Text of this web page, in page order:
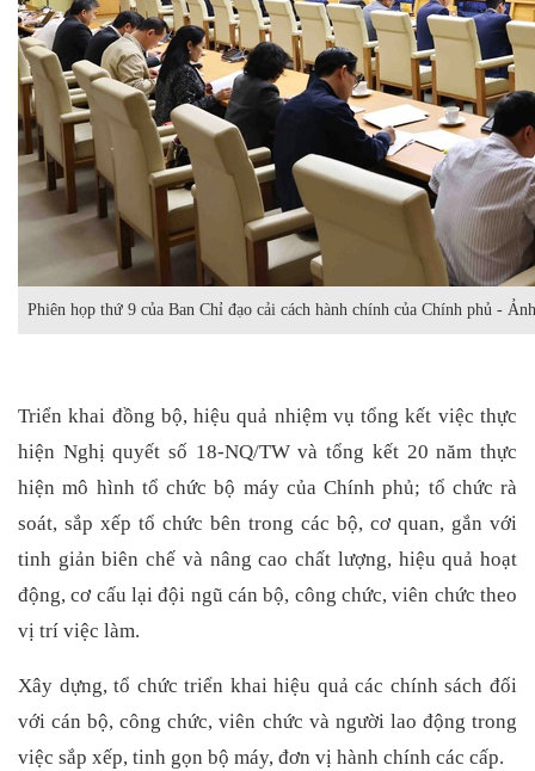
Phiên họp thứ 9 của Ban Chỉ đạo cải cách hành chính của Chính phủ -
Triển khai đồng bộ, hiệu quả nhiệm vụ tổng kết việc thực
hiện Nghị quyết số 18-NQ/TW và tổng kết 20 năm thực
hiện mô hình tổ chức bộ máy của Chính phủ; tổ chức rà
soát, sắp xếp tổ chức bên trong các bộ, cơ quan, gắn với
tinh giản biên chế và nâng cao chất lượng, hiệu quả hoạt
động, cơ cấu lại đội ngũ cán bộ, công chức, viên chức theo
vị trí việc làm.
Xây dựng, tổ chức triển khai hiệu quả các chính sách đối
với cán bộ, công chức, viên chức và người lao động trong
việc sắp xếp, tinh gọn bộ máy, đơn vị hành chính các cấp.